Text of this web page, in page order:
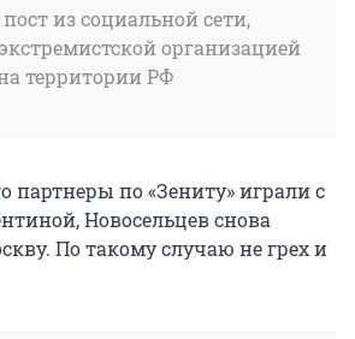
из социальной сети,
организацией
территории РФ
партнеры по «Зениту» играли с
Новосельцев снова
По такому случаю не грех и